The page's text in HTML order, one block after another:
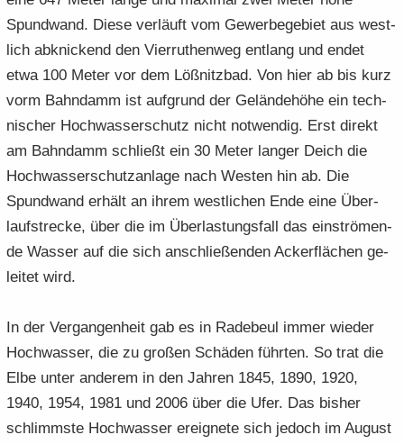
Spund­wand. Diese ver­läuft vom Ge­wer­be­ge­biet aus west­
lich ab­kni­ckend den Vier­ruthen­weg ent­lang und endet
etwa 100 Meter vor dem Löß­nitz­bad. Von hier ab bis kurz
vorm Bahn­damm ist auf­grund der Ge­län­de­hö­he ein tech­
ni­scher Hoch­was­ser­schutz nicht not­wen­dig. Erst di­rekt
am Bahn­damm schließt ein 30 Meter lan­ger Deich die
Hoch­was­ser­schutz­an­la­ge nach Wes­ten hin ab. Die
Spund­wand er­hält an ihrem west­li­chen Ende eine Über­
lauf­stre­cke, über die im Über­lastungsfall das ein­strö­men­
de Was­ser auf die sich an­schlie­ßen­den Ackerflä­chen ge­
lei­tet wird.
In der Ver­gan­gen­heit gab es in Ra­de­beul immer wie­der
Hoch­was­ser, die zu gro­ßen Schä­den führ­ten. So trat die
Elbe unter an­de­rem in den Jah­ren 1845, 1890, 1920,
1940, 1954, 1981 und 2006 über die Ufer. Das bis­her
schlimms­te Hoch­was­ser er­eig­ne­te sich je­doch im Au­gust